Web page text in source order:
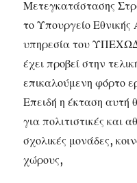
Μετεγκατάστασης
το Υπουργείο
υπηρεσία του
έχει προβεί στην
επικαλούμενη φόρτο
Επειδή η έκταση αυτή
για πολιτιστικές και
σχολικές μονάδες,
χώρους,